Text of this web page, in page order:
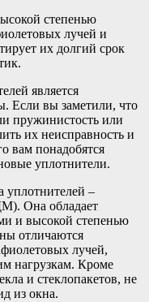
степенью
лучей и
их долгий срок
является
Если вы заметили, что
пружинистость или
их неисправность и
вам понадобятся
уплотнители.
уплотнителей –
Она обладает
и высокой степенью
отличаются
лучей,
нагрузкам. Кроме
и стеклопакетов, не
из окна.